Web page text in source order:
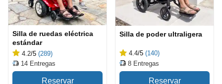
Silla de ruedas eléctrica
estándar
4.2/5 (289)
14 Entregas
Silla de poder ultraligera
4.4/5 (140)
8 Entregas